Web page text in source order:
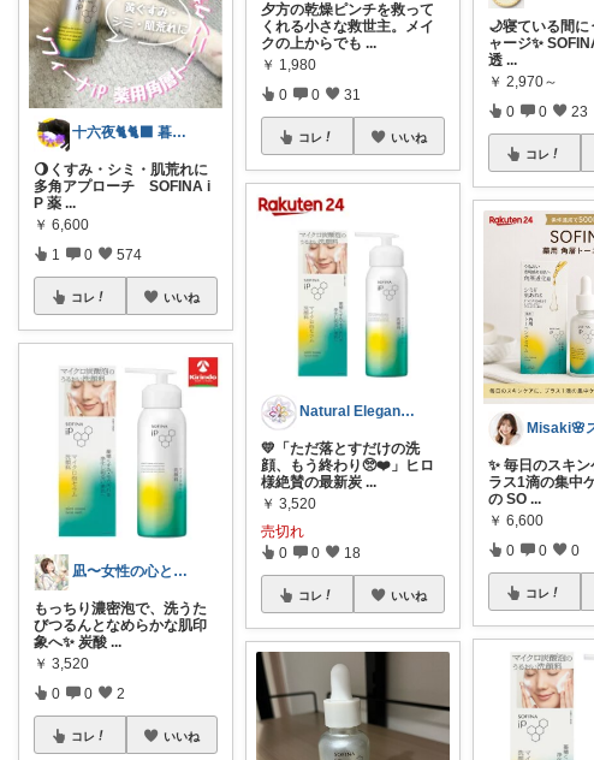
十六夜🐈🐈‍⬛ 暮らしのあれこれ
🌖くすみ・シミ・肌荒れに
多角アプローチ SOFINA i
P 薬 ...
￥ 6,600
1 0 574
コレ いいね
凪〜女性の心と体に癒しを🌿
もっちり濃密泡で、洗うた
びつるんとなめらかな肌印
象へ✨ 炭酸 ...
￥ 3,520
0 0 2
コレ いいね
夕方の乾燥ピンチを救って
くれる小さな救世主。メイ
クの上からでも ...
￥ 1,980
0 0 31
コレ いいね
Natural Elegance169
💛「ただ落とすだけの洗
顔、もう終わり🥺❤️」ヒロ
様絶賛の最新炭 ...
￥ 3,520
売切れ
0 0 18
コレ いいね
🌙寝ている間に
ャージ✨
透 ...
￥ 2,970～
0 0 23
コレ
✨ 毎日のスキ
ラス1滴の集中
の SO ...
￥ 6,600
0 0 0
コレ